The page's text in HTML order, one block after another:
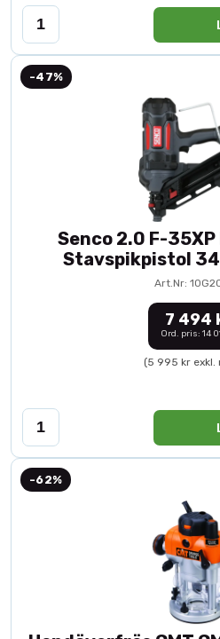
-47%
Senco 2.0 F-
Stavspikpistol
Art.Nr:
7 494
Ord. pris: 14
(5 995 kr exkl.
-62%